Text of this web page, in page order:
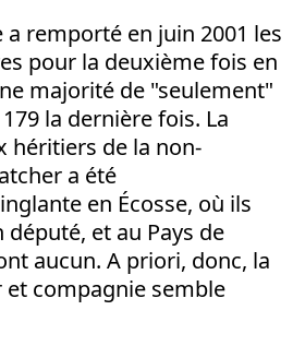
a remporté en juin 2001 les
pour la deuxième fois en
majorité de "seulement"
la dernière fois. La
héritiers de la non-
a été
en Écosse, où ils
député, et au Pays de
aucun. A priori, donc, la
compagnie semble